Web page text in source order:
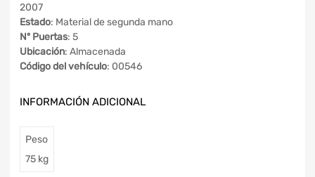
2007
Estado: Material de segunda mano
Nº Puertas: 5
Ubicación: Almacenada
Código del vehículo: 00546
INFORMACIÓN ADICIONAL
Peso
75 kg